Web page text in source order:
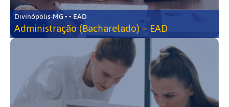
Divinópolis-MG • • EAD
Administração (Bacharelado) – EAD